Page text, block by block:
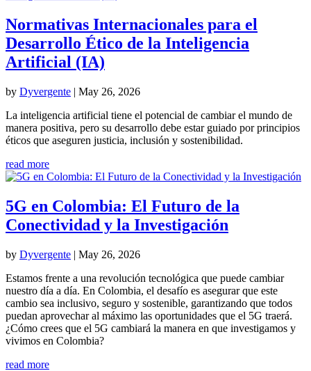
Normativas Internacionales para el
Desarrollo Ético de la Inteligencia
Artificial (IA)
by Dyvergente | May 26, 2026
La inteligencia artificial tiene el potencial de cambiar el mundo de
manera positiva, pero su desarrollo debe estar guiado por principios
éticos que aseguren justicia, inclusión y sostenibilidad.
read more
5G en Colombia: El Futuro de la
Conectividad y la Investigación
by Dyvergente | May 26, 2026
Estamos frente a una revolución tecnológica que puede cambiar
nuestro día a día. En Colombia, el desafío es asegurar que este
cambio sea inclusivo, seguro y sostenible, garantizando que todos
puedan aprovechar al máximo las oportunidades que el 5G traerá.
¿Cómo crees que el 5G cambiará la manera en que investigamos y
vivimos en Colombia?
read more